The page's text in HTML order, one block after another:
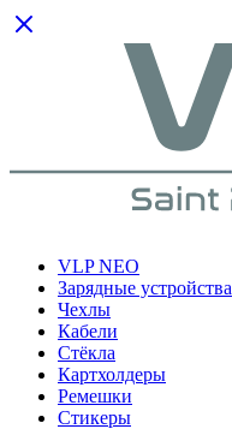
VLP NEO
Зарядные устройства
Чехлы
Кабели
Cтёкла
Картхолдеры
Ремешки
Стикеры